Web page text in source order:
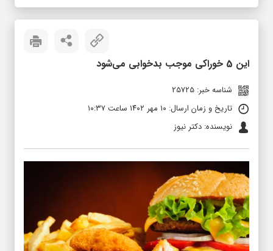
این 5 خوراکی موجب بدخوابی می‌شود
شناسه خبر: 25725
تاریخ و زمان ارسال: ۱۰ مهر ۱۴۰۲ ساعت ۱۰:۳۷
نویسنده: دکتر نیوز